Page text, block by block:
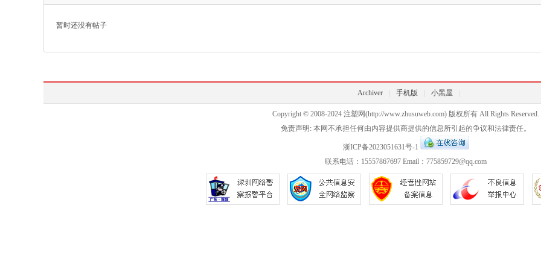
塑
暂时还没有帖子
Archiver 手机版 小黑屋
Copyright © 2008-2024 注塑网(http://www.zhusuweb.com) 版权所有 All Rights Reserved.
免责声明: 本网不承担任何由内容提供商提供的信息所引起的争议和法律责任。
浙ICP备2023051631号-1
联系电话：15557867697 Email：775859729@qq.com